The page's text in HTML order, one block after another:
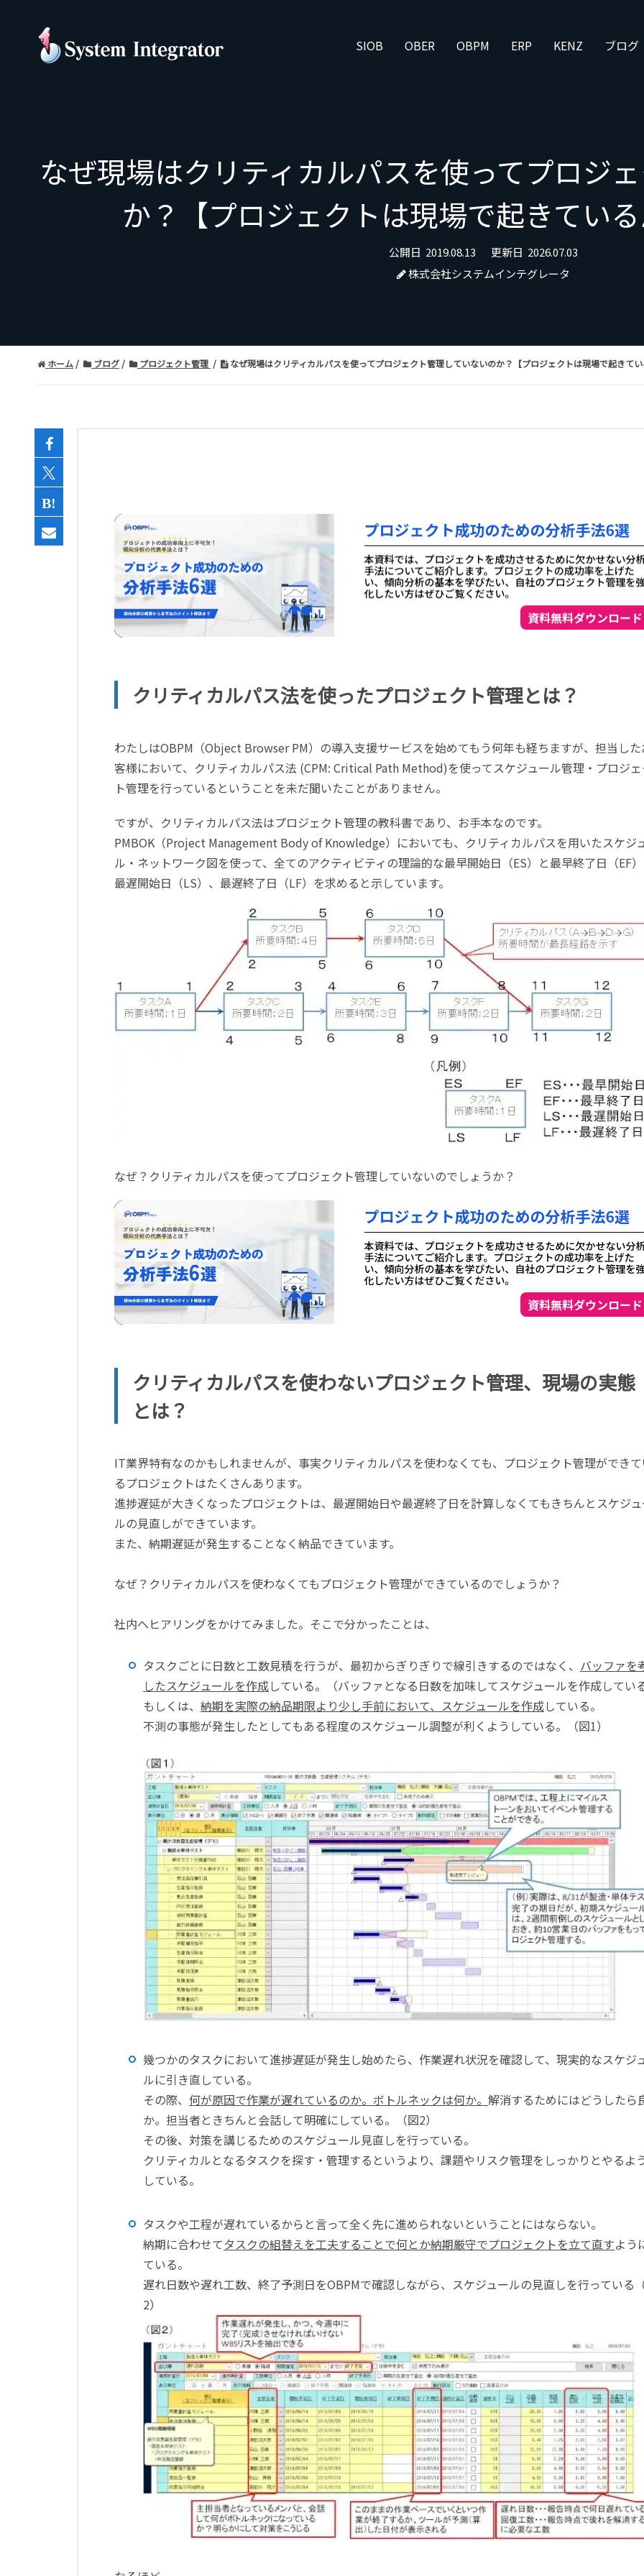
SIOB OBER OBPM ERP KENZ ブログ
なぜ現場はクリティカルパスを使ってプロジ
か？【プロジェクトは現場で起きてい
公開日 2019.08.13 更新日 2026.07.03
株式会社システムインテグレータ
ホーム ブログ プロジェクト管理 なぜ現場はクリティカルパスを使ってプロジェクト管理していないのか？【プロジェクトは現場で起きて
クリティカルパス法を使ったプロジェクト管理とは？
わたしはOBPM（Object Browser PM）の導入支援サービスを始めてもう何年も経ちますが、担当し
客様において、クリティカルパス法 (CPM: Critical Path Method)を使ってスケジュール管理・プロジ
ト管理を行っているということを未だ聞いたことがありません。
ですが、クリティカルパス法はプロジェクト管理の教科書であり、お手本なのです。
PMBOK（Project Management Body of Knowledge）においても、クリティカルパスを用いたスケジ
ル・ネットワーク図を使って、全てのアクティビティの理論的な最早開始日（ES）と最早終了日（EF
最遅開始日（LS）、最遅終了日（LF）を求めると示しています。
なぜ？クリティカルパスを使ってプロジェクト管理していないのでしょうか？
クリティカルパスを使わないプロジェクト管理、現場の実態
とは？
IT業界特有なのかもしれませんが、事実クリティカルパスを使わなくても、プロジェクト管理ができ
るプロジェクトはたくさんあります。
進捗遅延が大きくなったプロジェクトは、最遅開始日や最遅終了日を計算しなくてもきちんとスケジ
ルの見直しができています。
また、納期遅延が発生することなく納品できています。
なぜ？クリティカルパスを使わなくてもプロジェクト管理ができているのでしょうか？
社内へヒアリングをかけてみました。そこで分かったことは、
タスクごとに日数と工数見積を行うが、最初からぎりぎりで線引きするのではなく、 バッファを
したスケジュールを作成している。（バッファとなる日数を加味してスケジュールを作成してい
もしくは、 納期を実際の納品期限より少し手前において、スケジュールを作成している。
不測の事態が発生したとしてもある程度のスケジュール調整が利くようしている。（図1）
幾つかのタスクにおいて進捗遅延が発生し始めたら、作業遅れ状況を確認して、現実的なスケジ
ルに引き直している。
その際、 何が原因で作業が遅れているのか。ボトルネックは何か。 解消するためにはどうしたら
か。担当者ときちんと会話して明確にしている。（図2）
その後、対策を講じるためのスケジュール見直しを行っている。
クリティカルとなるタスクを探す・管理するというより、課題やリスク管理をしっかりとやるよ
している。
タスクや工程が遅れているからと言って全く先に進められないということにはならない。
納期に合わせてタスクの組替えを工夫することで何とか納期厳守でプロジェクトを立て直すよう
ている。
遅れ日数や遅れ工数、終了予測日をOBPMで確認しながら、スケジュールの見直しを行っている
2）